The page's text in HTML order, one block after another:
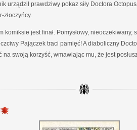
urządził prawdziwy pokaz siły Doctora
złoczyńcy.
komiksie jest finał. Pomysłowy, nieoczekiwany,
Pajączek traci pamięć! A diaboliczny
na swoją korzyść, wmawiając mu, że jest